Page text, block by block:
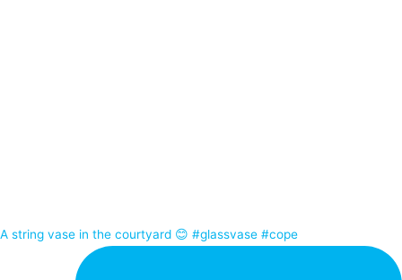
A string vase in the courtyard 😊 #glassvase #cope